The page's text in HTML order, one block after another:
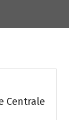
Centrale